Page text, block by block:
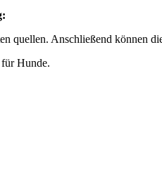
quellen. Anschließend können
Hunde.